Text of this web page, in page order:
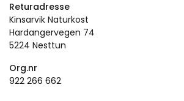
Returadresse
Kinsarvik Naturkost
Hardangervegen 74
5224 Nesttun
Org.nr
922 266 662